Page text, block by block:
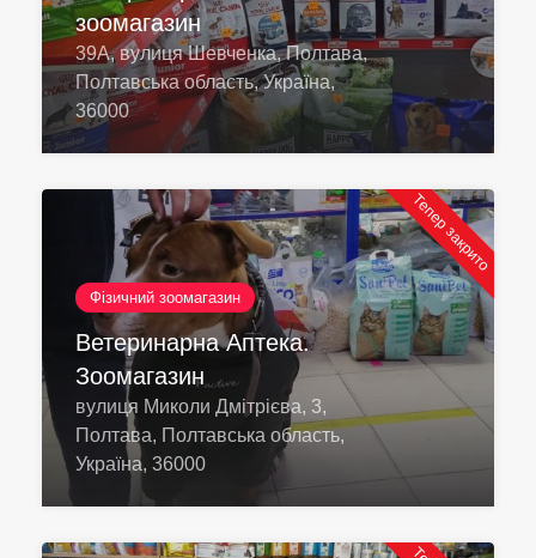
зоомагазин
39A, вулиця Шевченка, Полтава,
Полтавська область, Україна,
36000
Тепер закрито
Фізичний зоомагазин
Ветеринарна Аптека.
Зоомагазин
вулиця Миколи Дмітрієва, 3,
Полтава, Полтавська область,
Україна, 36000